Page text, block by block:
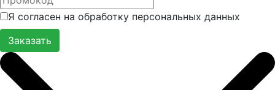
Я согласен на обработку персональных данных
Заказать